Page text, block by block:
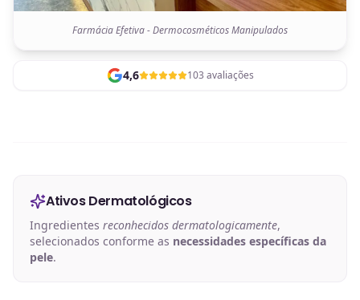
Farmácia Efetiva - Dermocosméticos Manipulados
4,6 103 avaliações
Ativos Dermatológicos
Ingredientes reconhecidos dermatologicamente,
selecionados conforme as necessidades específicas da
pele.